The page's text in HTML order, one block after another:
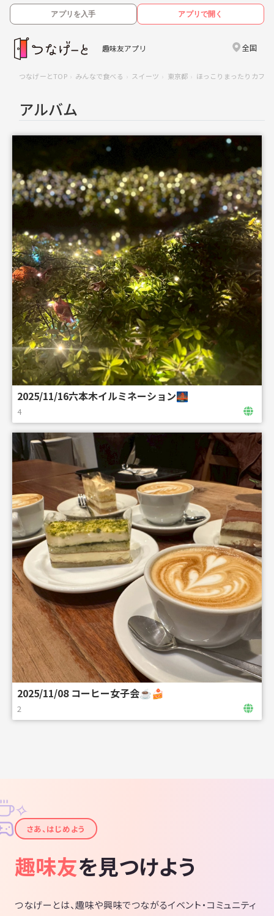
アプリを入手 アプリで開く
趣味友アプリ 全国
つなげーとTOP みんなで食べる スイーツ 東京都 ほっこりまったりカフ
アルバム
2025/11/16六本木イルミネーション🌉
4
2025/11/08 コーヒー女子会☕️🍰
2
✦
✧
さあ、はじめよう
趣味友を見つけよう
つなげーとは、趣味や興味でつながるイベント・コミュニティ